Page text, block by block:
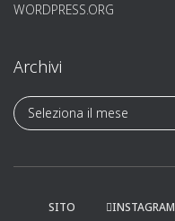
WORDPRESS.ORG
Archivi
A
r
h
SITO INSTAGRAM